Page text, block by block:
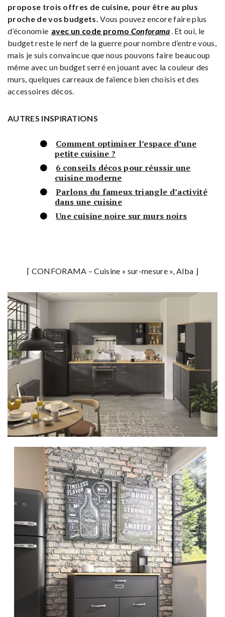
propose trois offres de cuisine, pour être au plus
proche de vos budgets. Vous pouvez encore faire plus
d’économie avec un code promo Conforama. Et oui, le
budget reste le nerf de la guerre pour nombre d’entre vous,
mais je suis convaincue que nous pouvons faire beaucoup
même avec un budget serré en jouant avec la couleur des
murs, quelques carreaux de faïence bien choisis et des
accessoires décos.
AUTRES INSPIRATIONS
Comment optimiser l’espace d’une
petite cuisine ?
6 conseils décos pour réussir une
cuisine moderne
Parlons du fameux triangle d’activité
dans une cuisine
Une cuisine noire sur murs noirs
⌈ CONFORAMA – Cuisine « sur-mesure », Alba ⌋